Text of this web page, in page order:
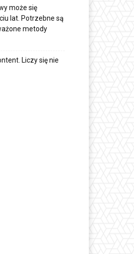
może się
lat. Potrzebne są
metody
Liczy się nie